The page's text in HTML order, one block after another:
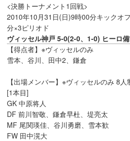
<決勝トーナメント1回戦>
2010年10月31日(日)9時00分キックオ
分×3ピリオド
ヴィッセル神戸 5-0(2-0、1-0) ヒーロ
【得点者】※ヴィッセルのみ
雪本、谷川、田中2、鎌倉
【出場メンバー】※ヴィッセルのみ 8人
[1本目]
GK 中原将人
DF 前川智敬、鎌倉早杜、堤亮太
MF 尾関瑛佳、谷川勇磨、雪本歓
FW 田中滉大